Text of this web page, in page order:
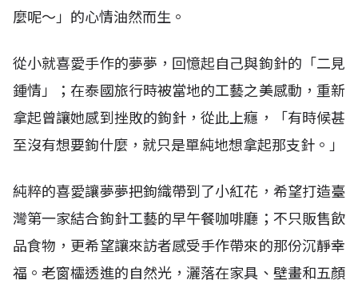
麼呢～」的心情油然而生。
從小就喜愛手作的夢夢，回憶起自己與鉤針的「二見
鍾情」；在泰國旅行時被當地的工藝之美感動，重新
拿起曾讓她感到挫敗的鉤針，從此上癮，「有時候甚
至沒有想要鉤什麼，就只是單純地想拿起那支針。」
純粹的喜愛讓夢夢把鉤織帶到了小紅花，希望打造臺
灣第一家結合鉤針工藝的早午餐咖啡廳；不只販售飲
品食物，更希望讓來訪者感受手作帶來的那份沉靜幸
福。老窗櫺透進的自然光，灑落在家具、壁畫和五顏